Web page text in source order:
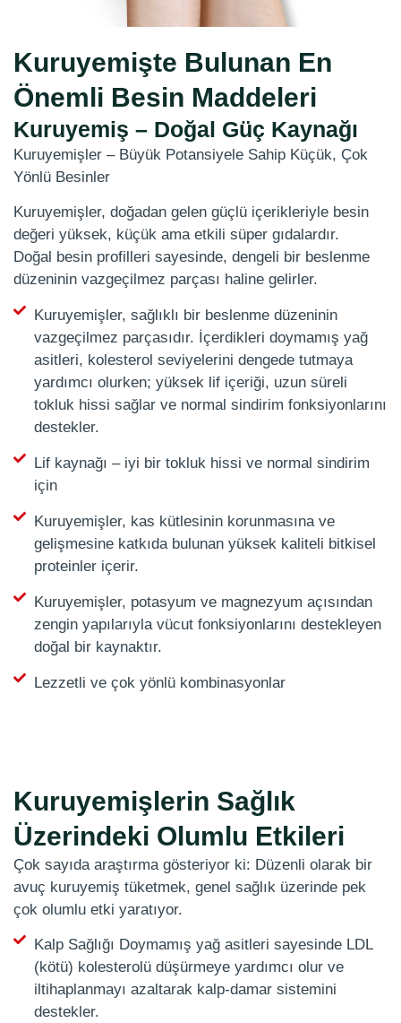
Kuruyemişte Bulunan En
Önemli Besin Maddeleri
Kuruyemiş – Doğal Güç Kaynağı
Kuruyemişler – Büyük Potansiyele Sahip Küçük, Çok
Yönlü Besinler
Kuruyemişler, doğadan gelen güçlü içerikleriyle besin
değeri yüksek, küçük ama etkili süper gıdalardır.
Doğal besin profilleri sayesinde, dengeli bir beslenme
düzeninin vazgeçilmez parçası haline gelirler.
Kuruyemişler, sağlıklı bir beslenme düzeninin
vazgeçilmez parçasıdır. İçerdikleri doymamış yağ
asitleri, kolesterol seviyelerini dengede tutmaya
yardımcı olurken; yüksek lif içeriği, uzun süreli
tokluk hissi sağlar ve normal sindirim fonksiyonlarını
destekler.
Lif kaynağı – iyi bir tokluk hissi ve normal sindirim
için
Kuruyemişler, kas kütlesinin korunmasına ve
gelişmesine katkıda bulunan yüksek kaliteli bitkisel
proteinler içerir.
Kuruyemişler, potasyum ve magnezyum açısından
zengin yapılarıyla vücut fonksiyonlarını destekleyen
doğal bir kaynaktır.
Lezzetli ve çok yönlü kombinasyonlar
Kuruyemişlerin Sağlık
Üzerindeki Olumlu Etkileri
Çok sayıda araştırma gösteriyor ki: Düzenli olarak bir
avuç kuruyemiş tüketmek, genel sağlık üzerinde pek
çok olumlu etki yaratıyor.
Kalp Sağlığı Doymamış yağ asitleri sayesinde LDL
(kötü) kolesterolü düşürmeye yardımcı olur ve
iltihaplanmayı azaltarak kalp-damar sistemini
destekler.